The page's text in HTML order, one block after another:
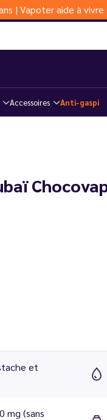
| Vapoter aide à
Accessoires Anti-gaspi
et
0 mg (sans